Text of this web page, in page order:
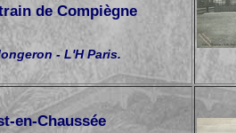
de Compiègne
- L'H Paris.
en-Chaussée